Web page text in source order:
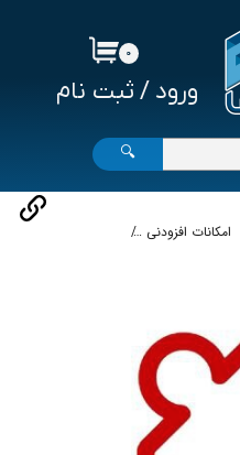
ورود / ثبت نام
۰
🔍
امکانات افزودنی